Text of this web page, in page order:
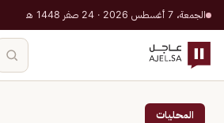
الجمعة، 7 أغسطس 2026 · 24 صفر 1448 هـ
المحليات